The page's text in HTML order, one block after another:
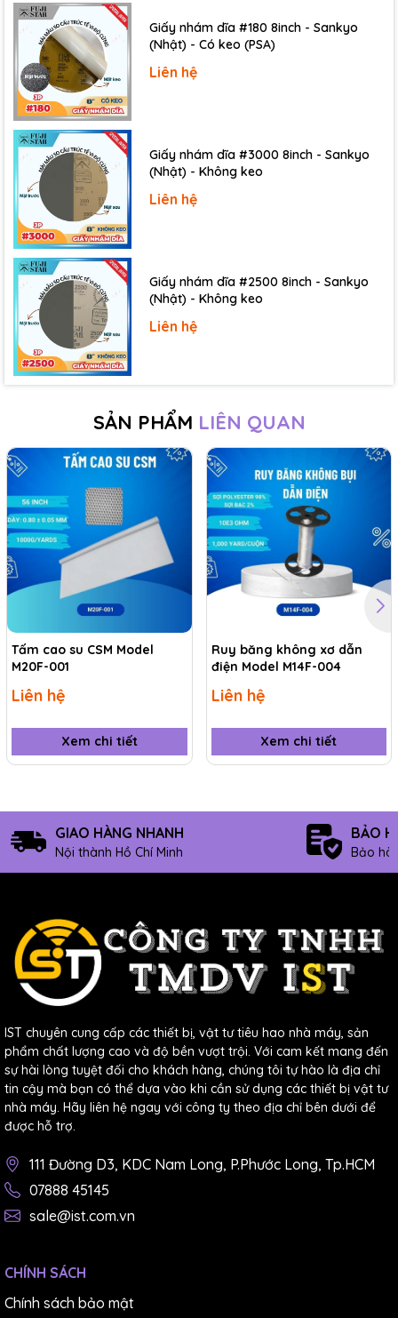
CÔNG TY TNHH THƯƠNG MẠI DỊCH VỤ IST
95 Đường 10, P.Phước Bình, Tp.Thủ Đức, Tp.HCM
Hotline: 0903.673.194
Email: sale@ist.com.vn
Website:www.ist.com.vn
Giấy nhám dĩa #180 8inch - Sankyo
(Nhật) - Có keo (PSA)
Liên hệ
Giấy nhám dĩa #3000 8inch - Sankyo
(Nhật) - Không keo
Liên hệ
Giấy nhám dĩa #2500 8inch - Sankyo
(Nhật) - Không keo
Liên hệ
SẢN PHẨM LIÊN QUAN
Tấm cao su CSM Model
M20F-001
Liên hệ
Xem chi tiết
Ruy băng không xơ dẫn
điện Model M14F-004
Liên hệ
Xem chi tiết
GIAO HÀNG NHANH
Nội thành Hồ Chí Minh
BẢO
Bảo
IST chuyên cung cấp các thiết bị, vật tư tiêu hao nhà máy, sản
phẩm chất lượng cao và độ bền vượt trội. Với cam kết mang đến
sự hài lòng tuyệt đối cho khách hàng, chúng tôi tự hào là địa chỉ
tin cậy mà bạn có thể dựa vào khi cần sử dụng các thiết bị vật tư
nhà máy. Hãy liên hệ ngay với công ty theo địa chỉ bên dưới để
được hỗ trợ.
111 Đường D3, KDC Nam Long, P.Phước Long, Tp.HCM
07888 45145
sale@ist.com.vn
CHÍNH SÁCH
Chính sách bảo mật